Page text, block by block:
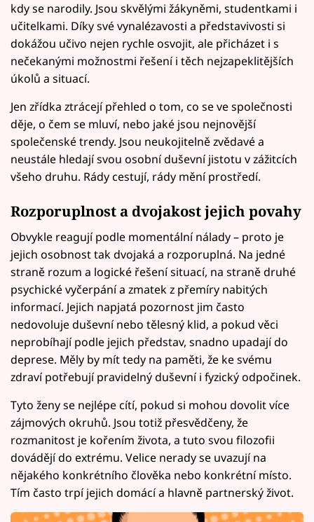
kdy se narodily. Jsou skvělými žákyněmi, studentkami i
učitelkami. Díky své vynalézavosti a představivosti si
dokážou učivo nejen rychle osvojit, ale přicházet i s
nečekanými možnostmi řešení i těch nejzapeklitějších
úkolů a situací.
Jen zřídka ztrácejí přehled o tom, co se ve společnosti
děje, o čem se mluví, nebo jaké jsou nejnovější
společenské trendy. Jsou neukojitelně zvědavé a
neustále hledají svou osobní duševní jistotu v zážitcích
všeho druhu. Rády cestují, rády mění prostředí.
Rozporuplnost a dvojakost jejich povahy
Obvykle reagují podle momentální nálady – proto je
jejich osobnost tak dvojaká a rozporuplná. Na jedné
straně rozum a logické řešení situací, na straně druhé
psychické vyčerpání a zmatek z přemíry nabitých
informací. Jejich napjatá pozornost jim často
nedovoluje duševní nebo tělesný klid, a pokud věci
neprobíhají podle jejich představ, snadno upadají do
deprese. Měly by mít tedy na paměti, že ke svému
zdraví potřebují pravidelný duševní i fyzický odpočinek.
Tyto ženy se nejlépe cítí, pokud si mohou dovolit více
zájmových okruhů. Jsou totiž přesvědčeny, že
rozmanitost je kořením života, a tuto svou filozofii
dovádějí do extrému. Velice nerady se uvazují na
nějakého konkrétního člověka nebo konkrétní místo.
Tím často trpí jejich domácí a hlavně partnerský život.